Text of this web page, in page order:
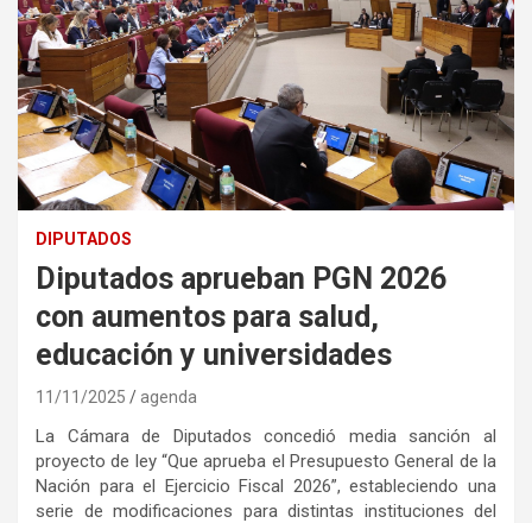
DIPUTADOS
Diputados aprueban PGN 2026
con aumentos para salud,
educación y universidades
11/11/2025 agenda
La Cámara de Diputados concedió media sanción al
proyecto de ley “Que aprueba el Presupuesto General de la
Nación para el Ejercicio Fiscal 2026”, estableciendo una
serie de modificaciones para distintas instituciones del